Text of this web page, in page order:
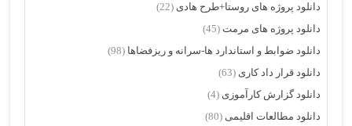
دانلود پروژه های روستا+طرح هادی (22)
دانلود پروژه های مرمت (45)
دانلود ضوابط و استاندارد ها-سرانه و ریزفضاها (98)
دانلود قرار داد کاری (63)
دانلود گزارش کارآموزی (4)
دانلود مطالعات اقلیمی (80)